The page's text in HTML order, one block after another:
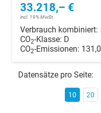
33.218,– €
incl. 19% MwSt.
Verbrauch kombiniert:
CO2-Klasse: D
CO2-Emissionen:
Datensätze pro Seite:
10 20